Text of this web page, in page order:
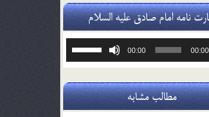
نامه امام صادق علیه السلام
00:00
00:00
یا
صدا
کلیدهای
مطالب مشابه